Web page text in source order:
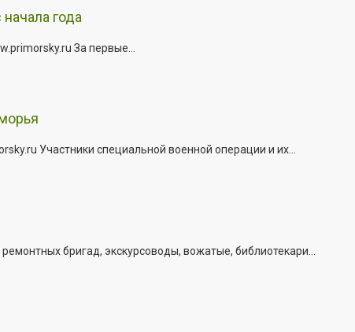
года
За первые...
Участники специальной военной операции и их...
бригад, экскурсоводы, вожатые, библиотекари...